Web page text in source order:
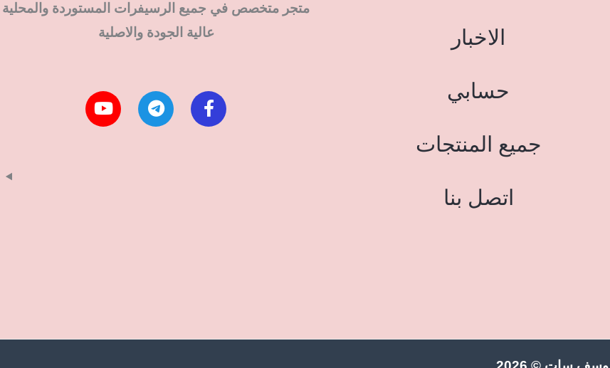
الاخبار
حسابي
جميع المنتجات
اتصل بنا
متجر متخصص في جميع الرسيفرات المستوردة والمحلية
عالية الجودة والاصلية